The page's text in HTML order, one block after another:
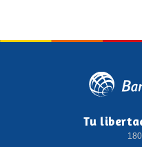
Tu